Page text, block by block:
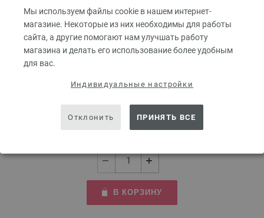
Мы используем файлы cookie в нашем интернет-
магазине. Некоторые из них необходимы для работы
сайта, а другие помогают нам улучшать работу
магазина и делать его использование более удобным
для вас.
Индивидуальные настройки
Отклонить ПРИНЯТЬ ВСЕ
Крючок алюминиевый с мягкой ручкой № 3
Алюминиевый крючок LANA GROSSA с мягкой ручкой.
Размер крючка — 3 мм, длина — 15 см.
2,73 €
без НДС, без учета стоимости доставки
В КОРЗИНУ